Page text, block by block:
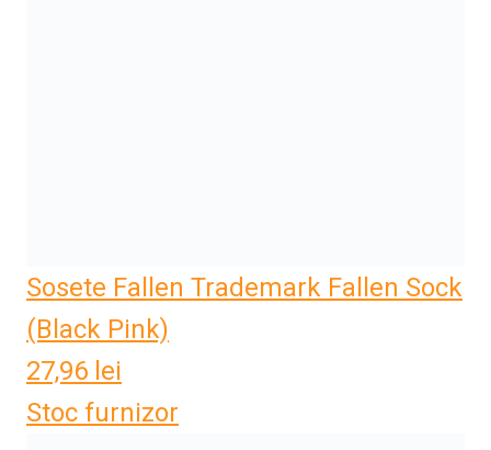
Sosete Fallen Trademark Fallen Sock
(Black Pink)
27,96 lei
Stoc furnizor